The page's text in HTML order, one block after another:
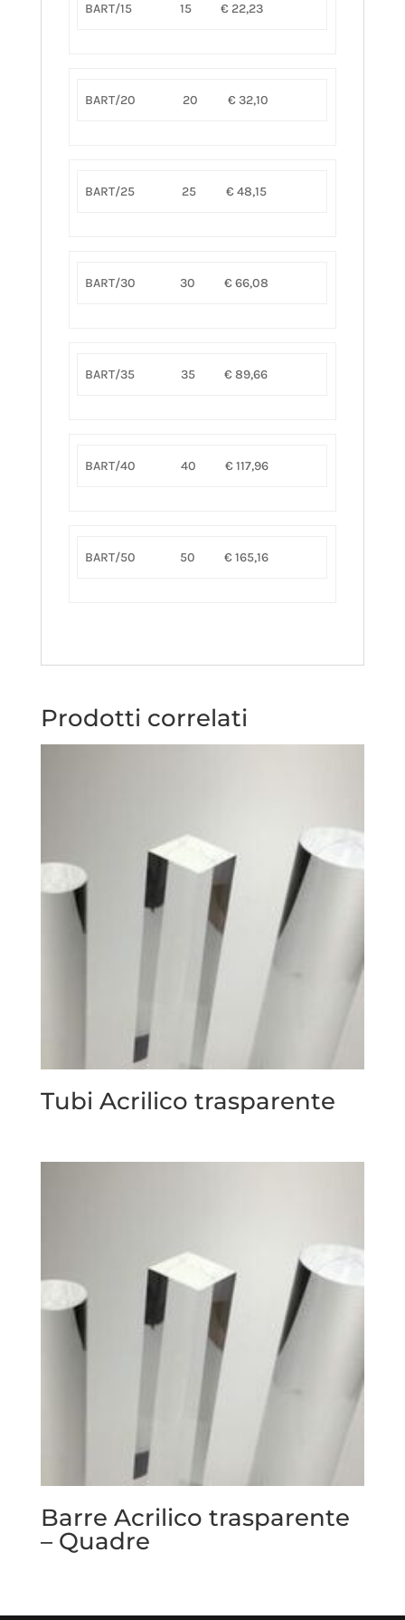
BART/15 15 € 22,23
BART/20 20 € 32,10
BART/25 25 € 48,15
BART/30 30 € 66,08
BART/35 35 € 89,66
BART/40 40 € 117,96
BART/50 50 € 165,16
Prodotti correlati
Tubi Acrilico trasparente
Barre Acrilico trasparente
– Quadre